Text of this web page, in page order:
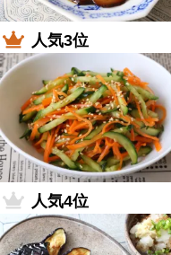
人気3位
人気4位